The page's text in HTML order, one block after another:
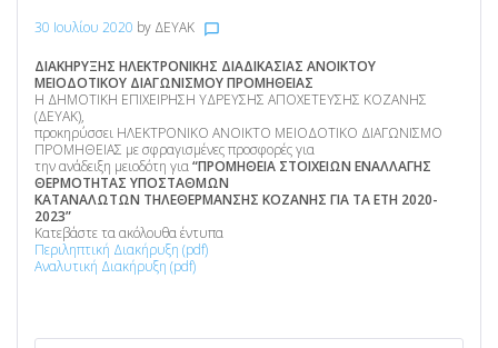
30 Ιουλίου 2020 by ΔΕΥΑΚ chat_bubble_outline
ΔΙΑΚΗΡΥΞΗΣ ΗΛΕΚΤΡΟΝΙΚΗΣ ΔΙΑΔΙΚΑΣΙΑΣ ΑΝΟΙΚΤΟΥ
ΜΕΙΟΔΟΤΙΚΟΥ ΔΙΑΓΩΝΙΣΜΟΥ ΠΡΟΜΗΘΕΙΑΣ
Η ΔΗΜΟΤΙΚΗ ΕΠΙΧΕΙΡΗΣΗ ΥΔΡΕΥΣΗΣ ΑΠΟΧΕΤΕΥΣΗΣ ΚΟΖΑΝΗΣ
(ΔΕΥΑΚ),
προκηρύσσει ΗΛΕΚΤΡΟΝΙΚΟ ΑΝΟΙΚΤΟ ΜΕΙΟΔΟΤΙΚΟ ΔΙΑΓΩΝΙΣΜΟ
ΠΡΟΜΗΘΕΙΑΣ με σφραγισμένες προσφορές για
την ανάδειξη μειοδότη για“ΠΡΟΜΗΘΕΙΑ ΣΤΟΙΧΕΙΩΝ ΕΝΑΛΛΑΓΗΣ
ΘΕΡΜΟΤΗΤΑΣ ΥΠΟΣΤΑΘΜΩΝ
ΚΑΤΑΝΑΛΩΤΩΝ ΤΗΛΕΘΕΡΜΑΝΣΗΣ ΚΟΖΑΝΗΣ ΓΙΑ ΤΑ ΕΤΗ 2020-
2023”
Κατεβάστε τα ακόλουθα έντυπα
Περιληπτική Διακήρυξη (pdf)
Αναλυτική Διακήρυξη (pdf)